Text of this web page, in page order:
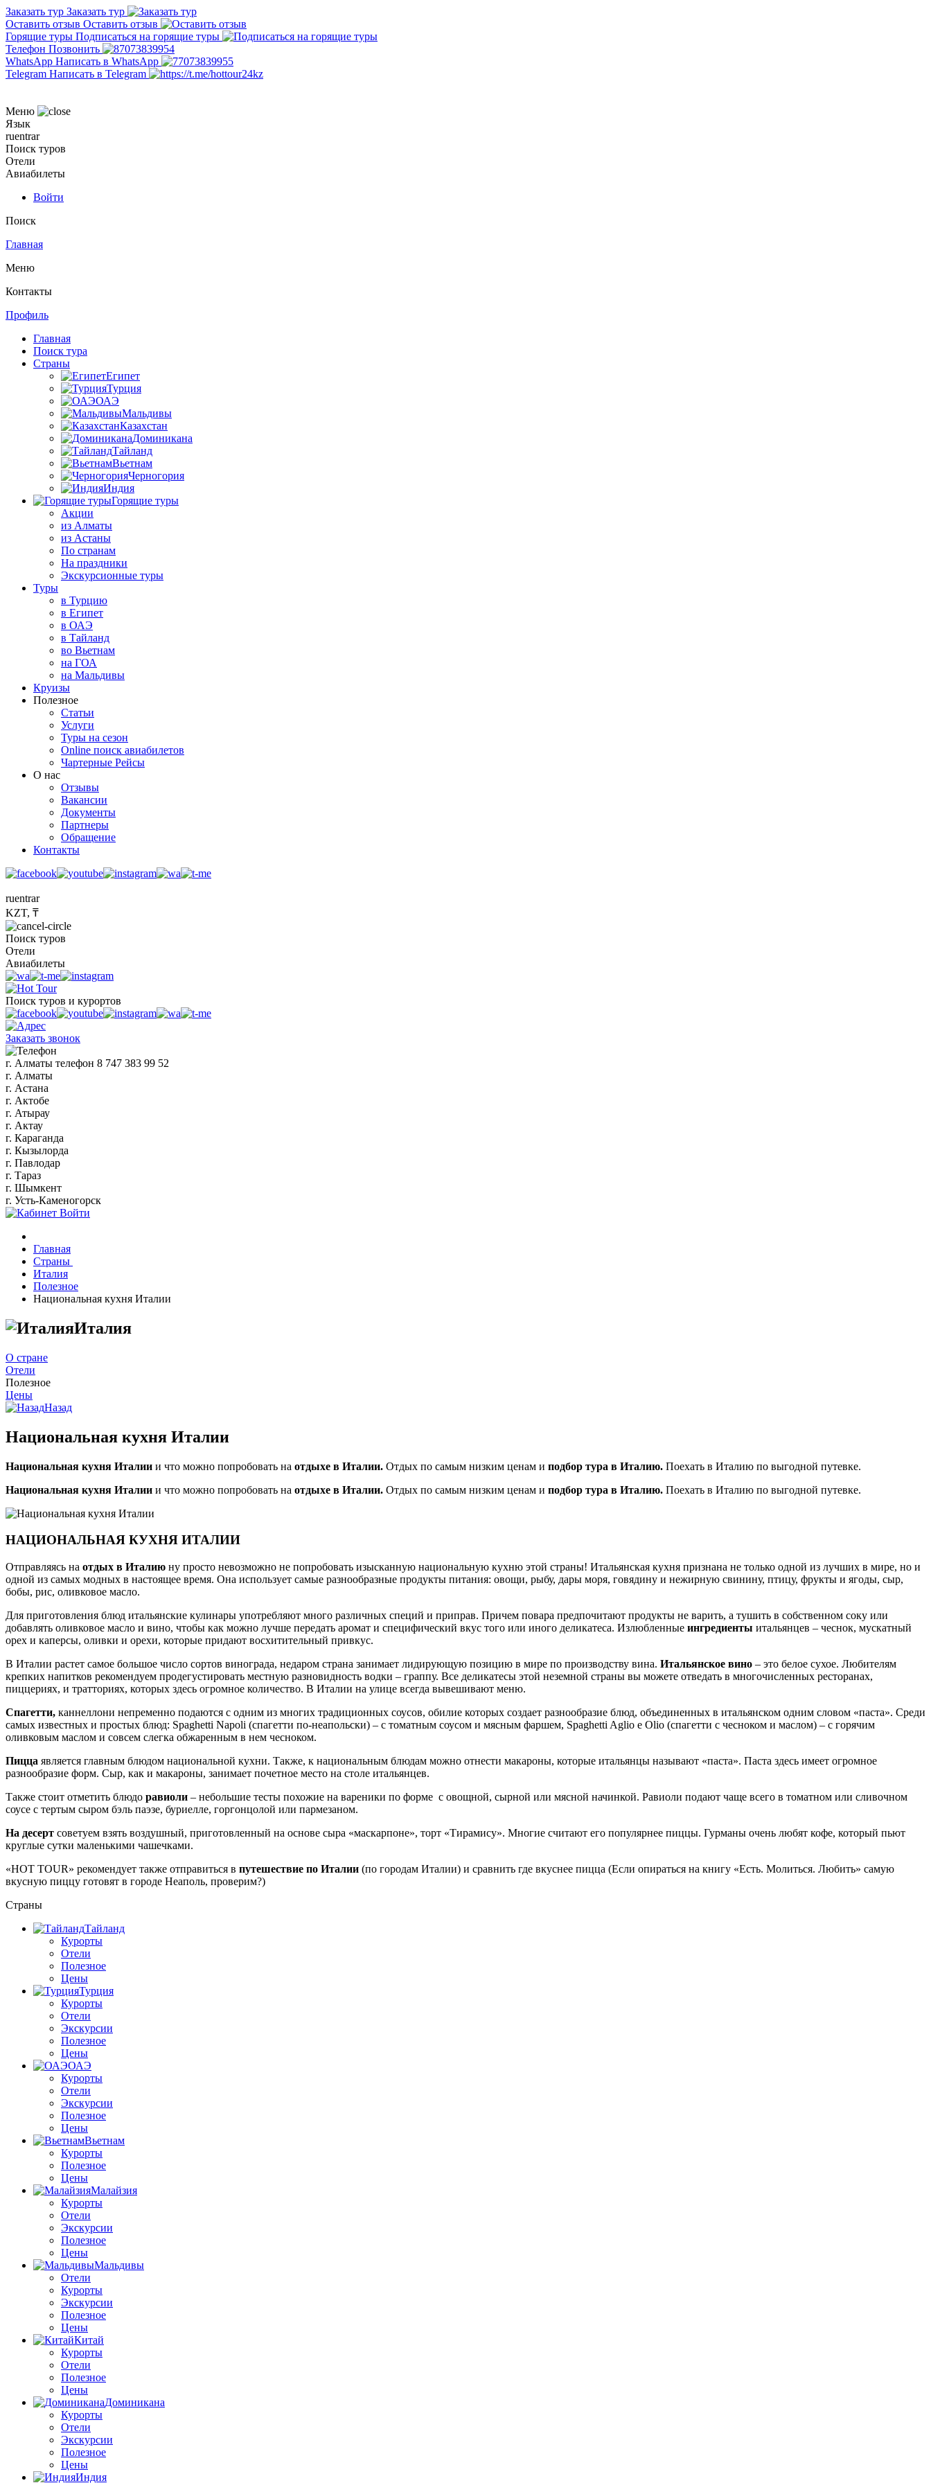
Заказать тур Заказать тур
Оставить отзыв Оставить отзыв
Горящие туры Подписаться на горящие туры
Телефон Позвонить
WhatsApp Написать в WhatsApp
Telegram Написать в Telegram
Меню
Язык
ruentrar
Поиск туров
Отели
Авиабилеты
Войти
Поиск
Главная
Меню
Контакты
Профиль
Главная
Поиск тура
Страны
Египет
Турция
ОАЭ
Мальдивы
Казахстан
Доминикана
Тайланд
Вьетнам
Черногория
Индия
Горящие туры
Акции
из Алматы
из Астаны
По странам
На праздники
Экскурсионные туры
Туры
в Турцию
в Египет
в ОАЭ
в Тайланд
во Вьетнам
на ГОА
на Мальдивы
Круизы
Полезное
Статьи
Услуги
Туры на сезон
Online поиск авиабилетов
Чартерные Рейсы
О нас
Отзывы
Вакансии
Документы
Партнеры
Обращение
Контакты
ruentrar
KZT, ₸
Поиск туров
Отели
Авиабилеты
Поиск туров и курортов
Заказать звонок
г. Алматы телефон 8 747 383 99 52
г. Алматы
г. Астана
г. Актобе
г. Атырау
г. Актау
г. Караганда
г. Кызылорда
г. Павлодар
г. Тараз
г. Шымкент
г. Усть-Каменогорск
Войти
Главная
Страны
Италия
Полезное
Национальная кухня Италии
Италия
О стране
Отели
Полезное
Цены
Назад
Национальная кухня Италии
Национальная кухня Италии и что можно попробовать на отдыхе в Италии. Отдых по самым низким ценам и подбор тура в Италию. Поехать в Италию по выгодной путевке.
Национальная кухня Италии и что можно попробовать на отдыхе в Италии. Отдых по самым низким ценам и подбор тура в Италию. Поехать в Италию по выгодной путевке.
НАЦИОНАЛЬНАЯ КУХНЯ ИТАЛИИ
Отправляясь на отдых в Италию ну просто невозможно не попробовать изысканную национальную кухню этой страны! Итальянская кухня признана не только одной из лучших в мире, но и
одной из самых модных в настоящее время. Она использует самые разнообразные продукты питания: овощи, рыбу, дары моря, говядину и нежирную свинину, птицу, фрукты и ягоды, сыр,
бобы, рис, оливковое масло.
Для приготовления блюд итальянские кулинары употребляют много различных специй и приправ. Причем повара предпочитают продукты не варить, а тушить в собственном соку или
добавлять оливковое масло и вино, чтобы как можно лучше передать аромат и специфический вкус того или иного деликатеса. Излюбленные ингредиенты итальянцев – чеснок, мускатный
орех и каперсы, оливки и орехи, которые придают восхитительный привкус.
В Италии растет самое большое число сортов винограда, недаром страна занимает лидирующую позицию в мире по производству вина. Итальянское вино – это белое сухое. Любителям
крепких напитков рекомендуем продегустировать местную разновидность водки – граппу. Все деликатесы этой неземной страны вы можете отведать в многочисленных ресторанах,
пиццериях, и тратториях, которых здесь огромное количество. В Италии на улице всегда вывешивают меню.
Спагетти, каннеллони непременно подаются с одним из многих традиционных соусов, обилие которых создает разнообразие блюд, объединенных в итальянском одним словом «паста». Среди
самых известных и простых блюд: Spaghetti Napoli (спагетти по-неапольски) – с томатным соусом и мясным фаршем, Spaghetti Aglio e Olio (спагетти с чесноком и маслом) – с горячим
оливковым маслом и совсем слегка обжаренным в нем чесноком.
Пицца является главным блюдом национальной кухни. Также, к национальным блюдам можно отнести макароны, которые итальянцы называют «паста». Паста здесь имеет огромное
разнообразие форм. Сыр, как и макароны, занимает почетное место на столе итальянцев.
Также стоит отметить блюдо равиоли – небольшие тесты похожие на вареники по форме с овощной, сырной или мясной начинкой. Равиоли подают чаще всего в томатном или сливочном
соусе с тертым сыром бэль паэзе, буриелле, горгонцолой или пармезаном.
На десерт советуем взять воздушный, приготовленный на основе сыра «маскарпоне», торт «Тирамису». Многие считают его популярнее пиццы. Гурманы очень любят кофе, который пьют
круглые сутки маленькими чашечками.
«HOT TOUR» рекомендует также отправиться в путешествие по Италии (по городам Италии) и сравнить где вкуснее пицца (Если опираться на книгу «Есть. Молиться. Любить» самую
вкусную пиццу готовят в городе Неаполь, проверим?)
Страны
Тайланд
Курорты
Отели
Полезное
Цены
Турция
Курорты
Отели
Экскурсии
Полезное
Цены
ОАЭ
Курорты
Отели
Экскурсии
Полезное
Цены
Вьетнам
Курорты
Полезное
Цены
Малайзия
Курорты
Отели
Экскурсии
Полезное
Цены
Мальдивы
Отели
Курорты
Экскурсии
Полезное
Цены
Китай
Курорты
Отели
Полезное
Цены
Доминикана
Курорты
Отели
Экскурсии
Полезное
Цены
Индия